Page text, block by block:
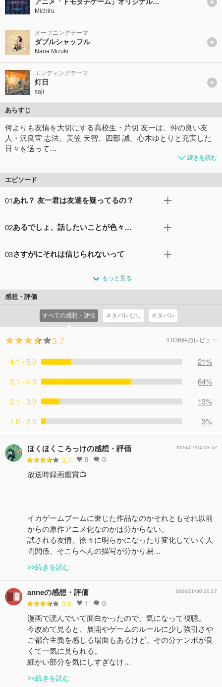
アニメ「トモダチゲーム」オリジナル・サウンドトラック
Michiru
オープニングテーマ
ダブルシャッフル
Nana Mizuki
エンディングテーマ
灯日
saji
あらすじ
何よりも友情を大切にする高校生・片切 友一は、仲の良い友
人・沢良宜 志法、美笠 天智、四部 誠、心木ゆとりと充実した
日々を送って…
続きを読む
エピソード
01あれ？ 友一君は友達を疑ってるの？
誠、心木ゆとりとともに、慎ましくも充実した日常を送っ
まれる事件が発生。さまざまな疑惑が巻き起こる中、突如
目を覚ました友一たちの前に現れたのは、「マナブくん」
金を抱えていることを告げられ――
02あるでしょ、話したいことが色々…
と禁止」というコックリさんゲームのルールを自ら破る。
た予想外の行動に、4人は動揺を隠せない。 改めてゲーム
に戻った5人が、最終問題「私たちはこれからもずっと友
達だ」に対して出した答えは――
コメント11件拍手30回
03さすがにそれは信じられないって
5人の秘密。 絶対に知られたくない過去をバラされたゆと
りは、唯一秘密を知る志法を糾弾し、疑心暗鬼へと陥って
の絆。友一だけが頼りだと縋るゆとりに対し、友一がある
言葉を掛ける。
コメント12件 拍手30回
もっと見る
感想・評価
すべての感想・評価 ネタバレなし ネタバレ
3.7 4,036件のレビュー
4.1 - 5.0
21%
3.1 - 4.0
64%
2.1 - 3.0
13%
1.0 - 2.0
3%
ほくほくころっけの感想・評価
3.7 9 0
2026/07/24 03:52
放送時録画鑑賞📺
イカゲームブームに乗じた作品なのかそれともそれ以前
からの原作アニメ化なのかは分からない。
試される友情、徐々に明らかになったり変化していく人
間関係、そこらへんの描写が分かり易…
>>続きを読む
anneの感想・評価
3.6 1 0
2026/06/30 20:17
漫画で読んでいて面白かったので、気になって視聴。
今改めて見ると、展開やゲームのルールに少し強引さや
ご都合主義を感じる場面もあるけど、その分テンポが良
くて一気に見られる。
細かい部分を気にしすぎなけ…
>>続きを読む